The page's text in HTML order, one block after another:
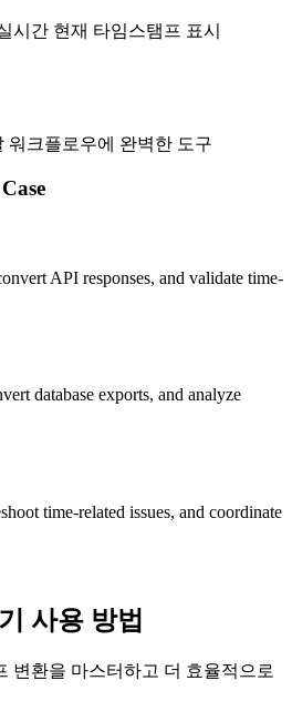
시간 현재 타임스탬프 표시
워크플로우에 완벽한 도구
API responses, and validate time-
database exports, and analyze
time-related issues, and coordinate
사용 방법
변환을 마스터하고 더 효율적으로